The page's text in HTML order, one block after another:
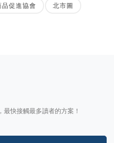
促進協會 北市圖
快接觸最多讀者的方案！